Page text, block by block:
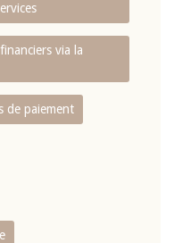
via la
de paiement